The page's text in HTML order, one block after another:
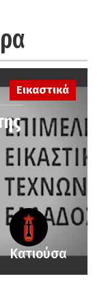
Εικαστικά
Κατιούσα